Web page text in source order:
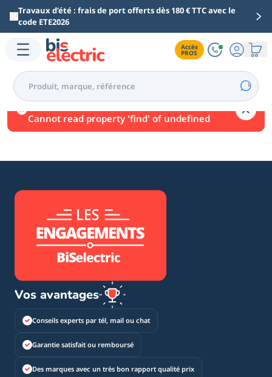
Aller au contenu principal
Travaux d’été : frais de port offerts dès 180 € TTC avec le
code ETE2026
Accès
PROS
Une erreur est survenue.
Cannot read property 'find' of undefined
Vos avantages
Conseils experts par tél, mail ou chat
Garantie satisfait ou remboursé
Des marques avec un très bon rapport qualité prix